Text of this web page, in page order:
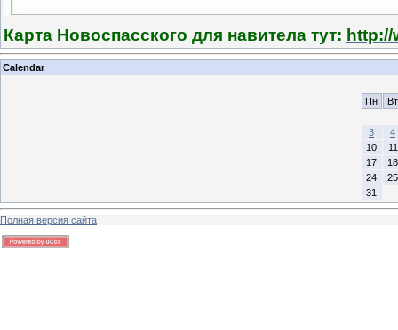
Карта Новоспасского для навитела тут: http://
Calendar
Пн
Вт
3
4
10
11
17
18
24
25
31
Полная версия сайта